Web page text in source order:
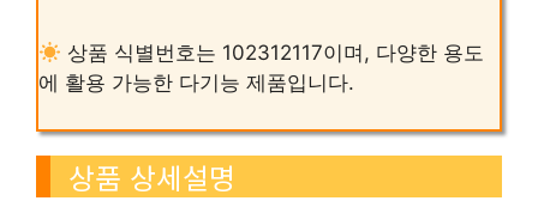
상품 식별번호는 102312117이며, 다양한 용도
에 활용 가능한 다기능 제품입니다.
상품 상세설명